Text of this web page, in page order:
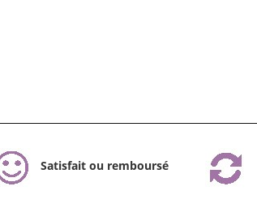
Satisfait ou remboursé